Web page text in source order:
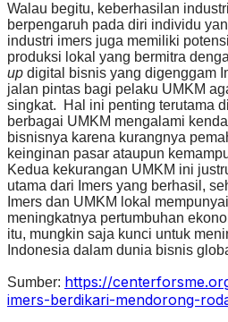
Walau begitu, keberhasilan
berpengaruh pada diri individu
industri imers juga memiliki
produksi lokal yang bermitra
up digital bisnis yang digenggam
jalan pintas bagi pelaku UMKM
singkat. Hal ini penting terutama
berbagai UMKM mengalami
bisnisnya karena kurangnya
keinginan pasar ataupun
Kedua kekurangan UMKM ini
utama dari Imers yang berhasil,
Imers dan UMKM lokal
meningkatnya pertumbuhan
itu, mungkin saja kunci untuk
Indonesia dalam dunia bisnis
Sumber: https://
imers-berdikari-mendorong-